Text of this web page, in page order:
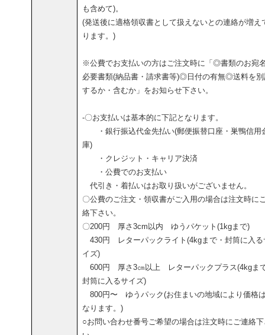
も含めて)。
(発送後に適格領収書として扱えないとの連絡が増え
ります。)
※公費でお支払いの方はご注文時に「◎書類のお宛
必要書類(納品書・請求書等)◎日付の有無◎送料を別
するか・含むか」をお知らせ下さい。
-〇お支払いは基本的に下記となります。
・銀行振込代金先払い(郵便振替口座・巣鴨信用
庫)
・クレジット・キャリア決済
・公費でのお支払い
代引き・着払いはお取り扱いがございません。
〇公費のご注文・領収書がご入用の場合は注文時に
絡下さい。
〇200円 厚さ3cm以内 ゆうパケット(1kgまで)
430円 レターパックライト(4kgまで・封筒に入る
イズ)
600円 厚さ3㎝以上 レターパックプラス(4kgま
封筒に入るサイズ)
800円〜 ゆうパック(お住まいの地域により価格
なります。)
○お問い合わせ番号ご希望の場合は注文時にご連絡下